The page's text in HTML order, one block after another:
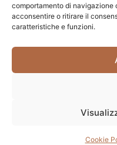
comportamento di navigazione
acconsentire o ritirare il
caratteristiche e funzioni.
Cookie
ISCRIVITI
Carpediem di Traversa
Website